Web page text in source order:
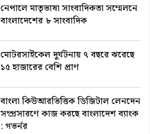
নেপালে মাতৃভাষা সাংবাদিকতা সম্মেলনে
বাংলাদেশের ৮ সাংবাদিক
মোটরসাইকেল দুর্ঘটনায় ৭ বছরে ঝরেছে
১৫ হাজারের বেশি প্রাণ
বাংলা কিউআরভিত্তিক ডিজিটাল লেনদেন
সম্প্রসারণে কাজ করছে বাংলাদেশ ব্যাংক
: গভর্নর